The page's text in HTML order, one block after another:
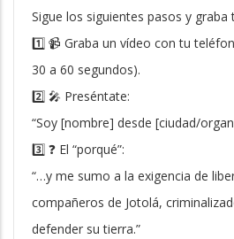
Sigue los siguientes pasos y
1️⃣ 📹 Graba un vídeo con tu
30 a 60 segundos).
2️⃣ 🎤 Preséntate:
“Soy [nombre] desde [ciudad/
3️⃣ ❓ El “porqué”:
“…y me sumo a la exigencia de
compañeros de Jotolá,
defender su tierra.”